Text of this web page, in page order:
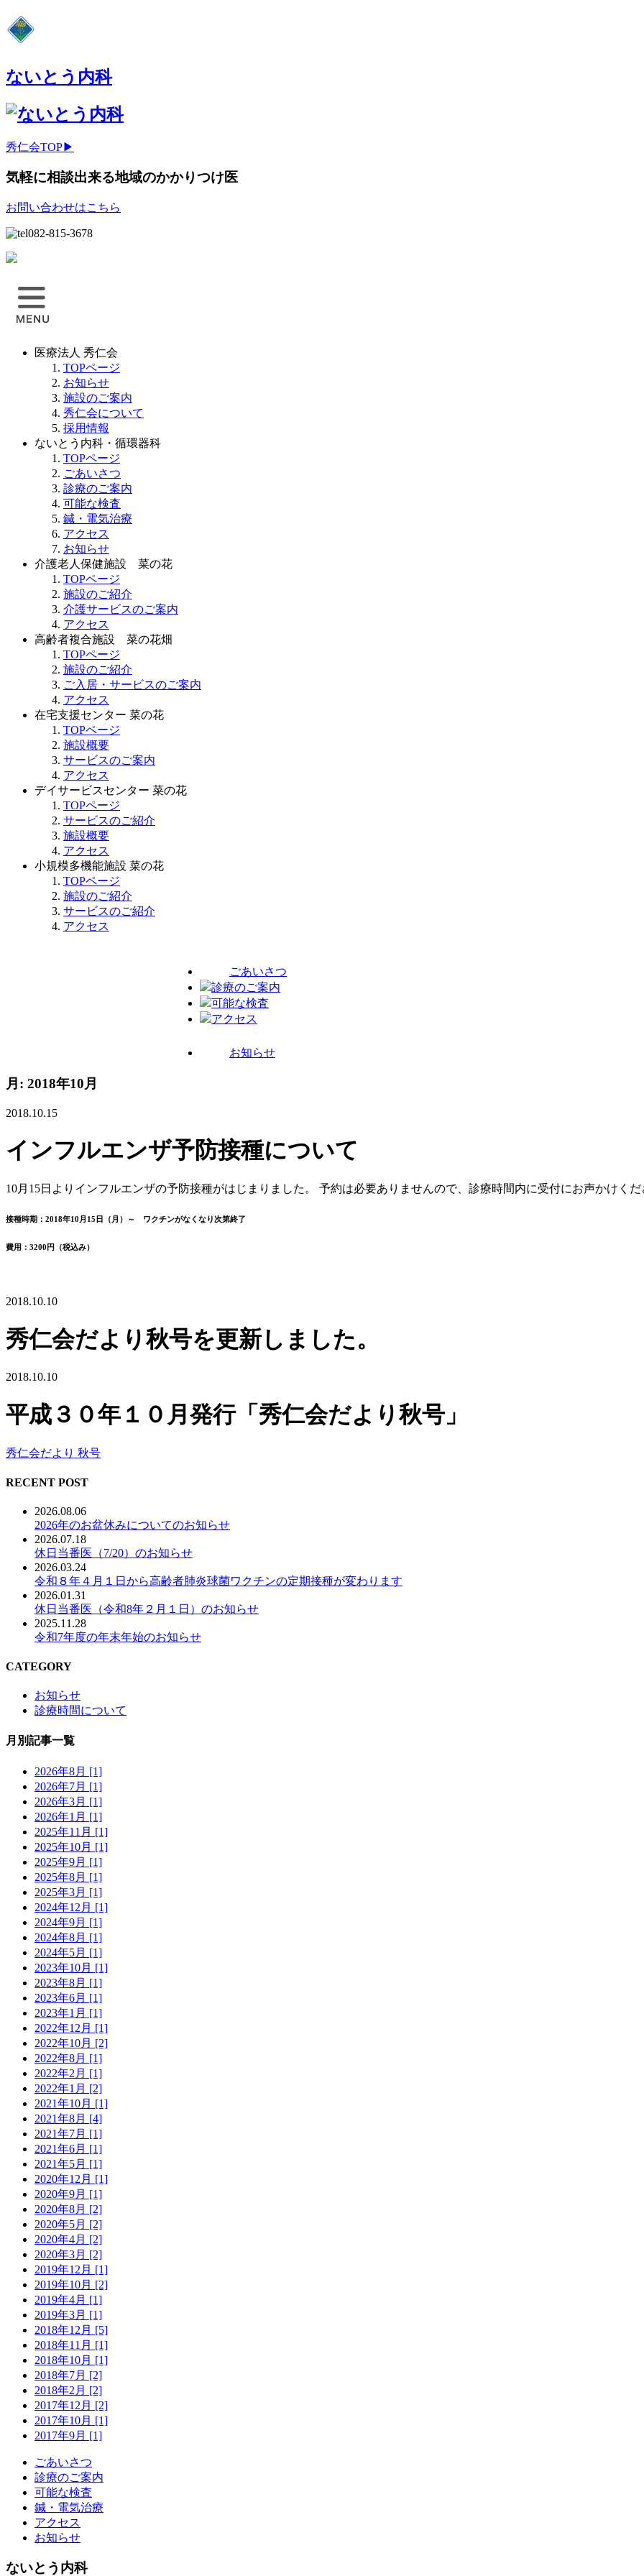
ないとう内科
秀仁会TOP▶
気軽に相談出来る地域のかかりつけ医
お問い合わせはこちら
082-815-3678
医療法人 秀仁会
TOPページ
お知らせ
施設のご案内
秀仁会について
採用情報
ないとう内科・循環器科
TOPページ
ごあいさつ
診療のご案内
可能な検査
鍼・電気治療
アクセス
お知らせ
介護老人保健施設 菜の花
TOPページ
施設のご紹介
介護サービスのご案内
アクセス
高齢者複合施設 菜の花畑
TOPページ
施設のご紹介
ご入居・サービスのご案内
アクセス
在宅支援センター 菜の花
TOPページ
施設概要
サービスのご案内
アクセス
デイサービスセンター 菜の花
TOPページ
サービスのご紹介
施設概要
アクセス
小規模多機能施設 菜の花
TOPページ
施設のご紹介
サービスのご紹介
アクセス
ごあいさつ
診療のご案内
可能な検査
アクセス
お知らせ
月: 2018年10月
2018.10.15
インフルエンザ予防接種について
10月15日よりインフルエンザの予防接種がはじまりました。 予約は必要ありませんので、診療時間内に受付にお声かけくだ
接種時期：2018年10月15日（月）～ ワクチンがなくなり次第終了
費用：3200円（税込み）
2018.10.10
秀仁会だより秋号を更新しました。
2018.10.10
平成３０年１０月発行「秀仁会だより秋号」
秀仁会だより 秋号
RECENT POST
2026.08.06
2026年のお盆休みについてのお知らせ
2026.07.18
休日当番医（7/20）のお知らせ
2026.03.24
令和８年４月１日から高齢者肺炎球菌ワクチンの定期接種が変わります
2026.01.31
休日当番医（令和8年２月１日）のお知らせ
2025.11.28
令和7年度の年末年始のお知らせ
CATEGORY
お知らせ
診療時間について
月別記事一覧
2026年8月 [1]
2026年7月 [1]
2026年3月 [1]
2026年1月 [1]
2025年11月 [1]
2025年10月 [1]
2025年9月 [1]
2025年8月 [1]
2025年3月 [1]
2024年12月 [1]
2024年9月 [1]
2024年8月 [1]
2024年5月 [1]
2023年10月 [1]
2023年8月 [1]
2023年6月 [1]
2023年1月 [1]
2022年12月 [1]
2022年10月 [2]
2022年8月 [1]
2022年2月 [1]
2022年1月 [2]
2021年10月 [1]
2021年8月 [4]
2021年7月 [1]
2021年6月 [1]
2021年5月 [1]
2020年12月 [1]
2020年9月 [1]
2020年8月 [2]
2020年5月 [2]
2020年4月 [2]
2020年3月 [2]
2019年12月 [1]
2019年10月 [2]
2019年4月 [1]
2019年3月 [1]
2018年12月 [5]
2018年11月 [1]
2018年10月 [1]
2018年7月 [2]
2018年2月 [2]
2017年12月 [2]
2017年10月 [1]
2017年9月 [1]
ごあいさつ
診療のご案内
可能な検査
鍼・電気治療
アクセス
お知らせ
ないとう内科